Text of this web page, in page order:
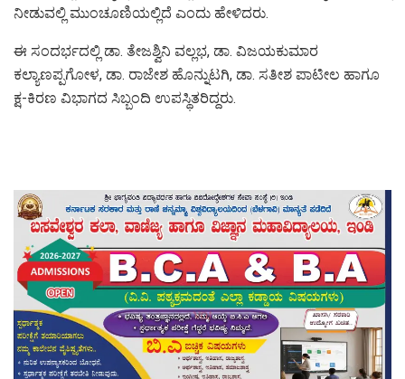
ನೀಡುವಲ್ಲಿ ಮುಂಚೂಣಿಯಲ್ಲಿದೆ ಎಂದು ಹೇಳಿದರು.
ಈ ಸಂದರ್ಭದಲ್ಲಿ ಡಾ. ತೇಜಶ್ವಿನಿ ವಲ್ಲಭ, ಡಾ. ವಿಜಯಕುಮಾರ
ಕಲ್ಯಾಣಪ್ಪಗೋಳ, ಡಾ. ರಾಜೇಶ ಹೊನ್ನುಟಗಿ, ಡಾ. ಸತೀಶ ಪಾಟೀಲ ಹಾಗೂ
ಕ್ಷ-ಕಿರಣ ವಿಭಾಗದ ಸಿಬ್ಬಂದಿ ಉಪಸ್ಥಿತರಿದ್ದರು.